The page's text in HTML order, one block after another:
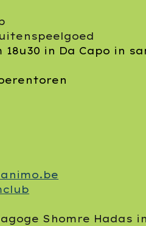
in Da Capo in
Shomre Hadas